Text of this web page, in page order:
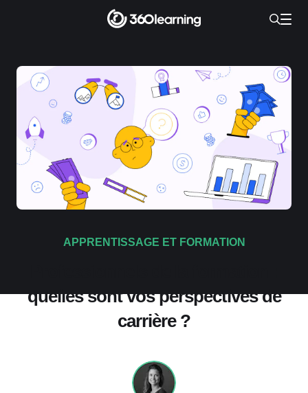
APPRENTISSAGE ET FORMATION
quelles sont vos perspectives de
carrière ?